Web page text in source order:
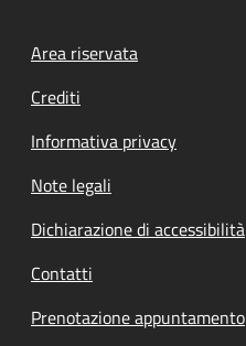
Footer menu
Area riservata
Crediti
Informativa privacy
Note legali
Dichiarazione di accessibilità
Contatti
Prenotazione appuntamento